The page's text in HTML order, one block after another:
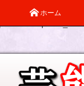
ホーム